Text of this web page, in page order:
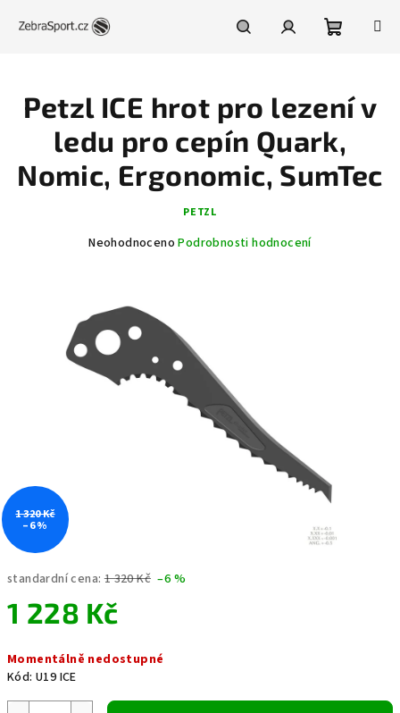
košík
standardní cena: 1 320 Kč –6 %
1 228 Kč
cena:
Momentálně nedostupné
Kód: U19 ICE
Petzl ICE hrot pro lezení v
ledu pro cepín Quark,
Nomic, Ergonomic, SumTec
PETZL
Průměrné
0,0
hvězdiček.
Neohodnoceno Podrobnosti hodnocení
1 320 Kč
–6 %